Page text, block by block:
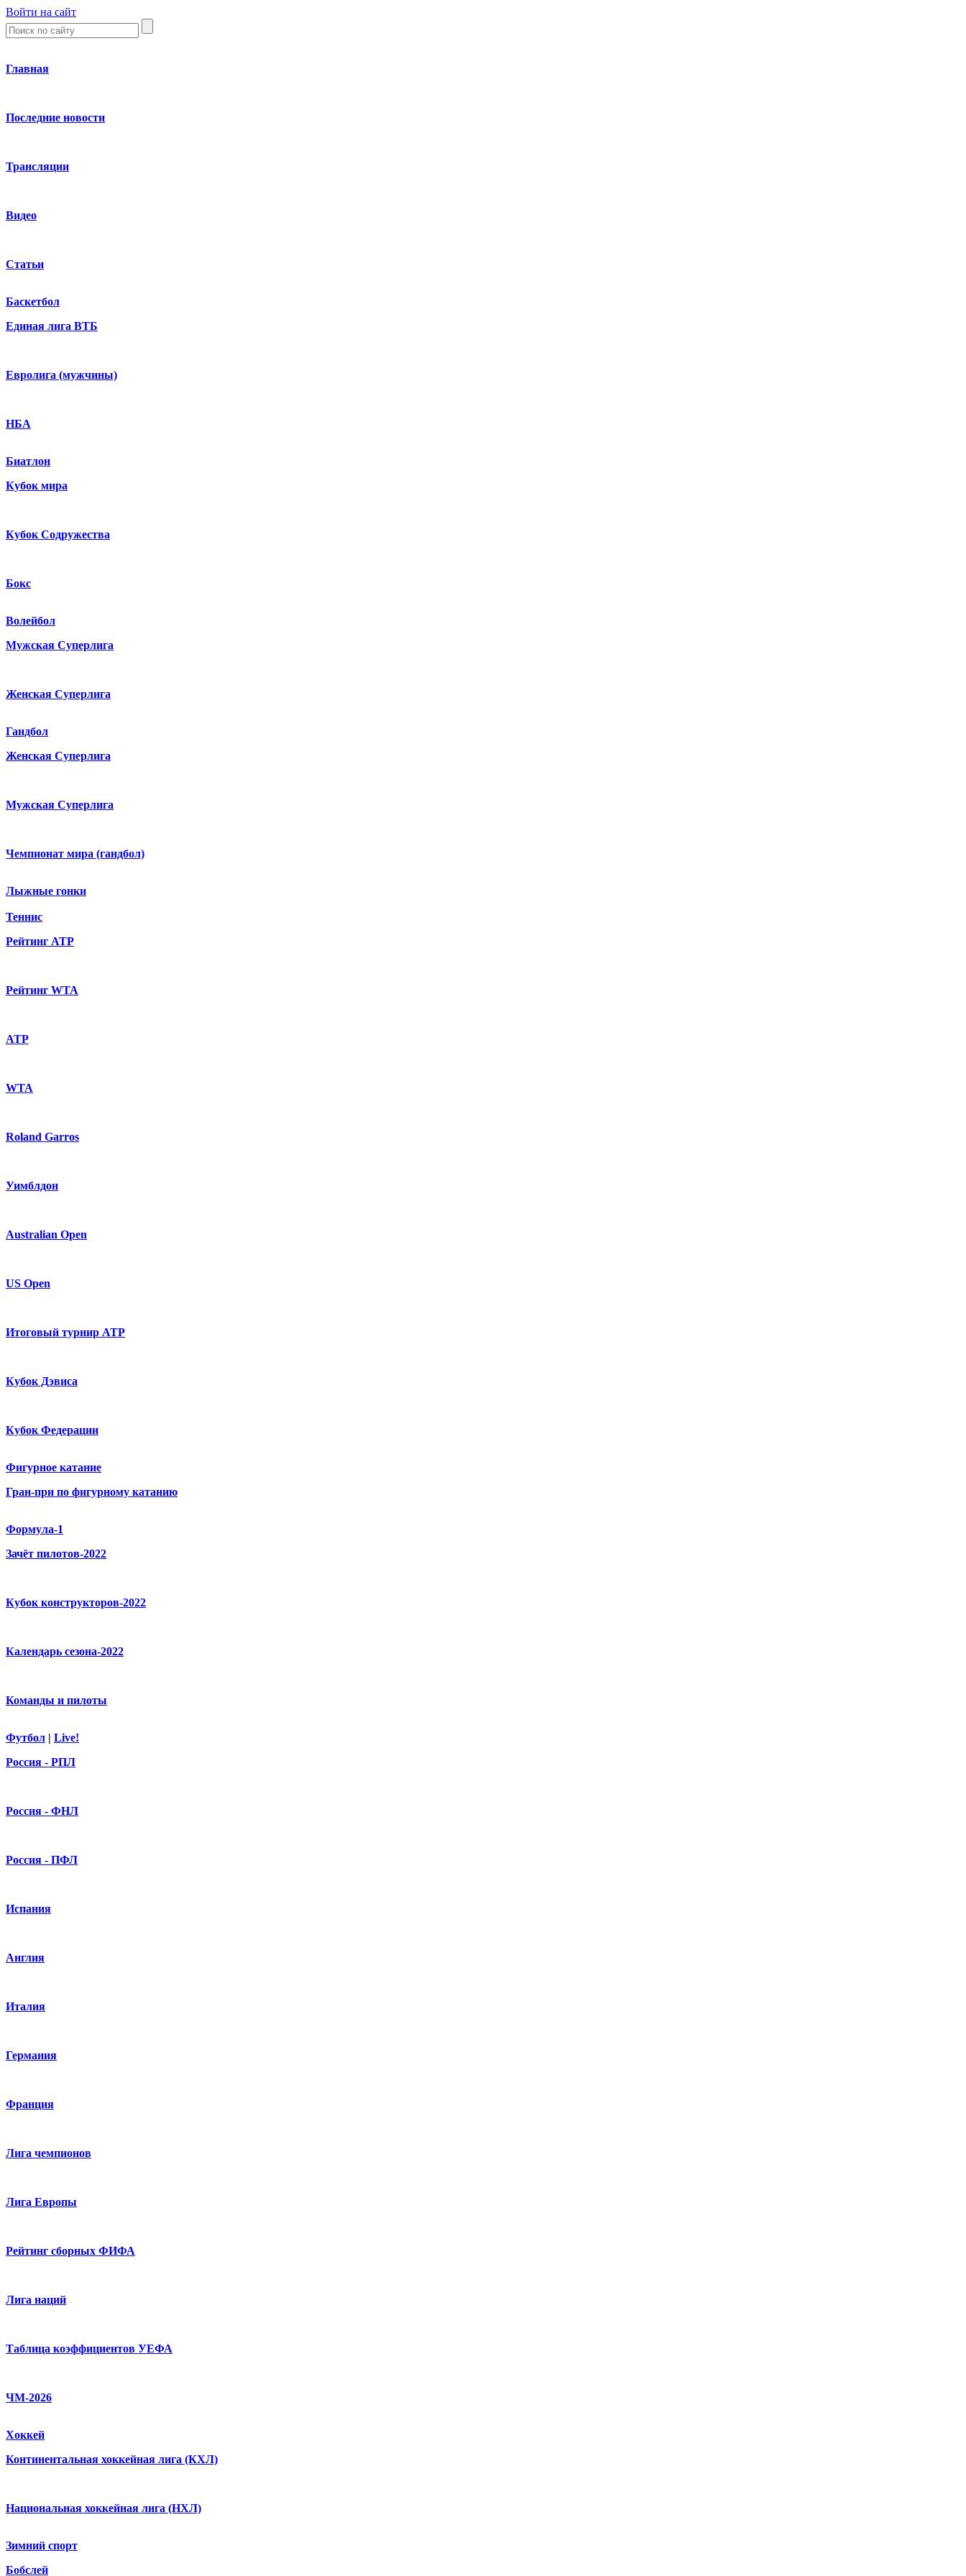
Войти на сайт
Главная
Последние новости
Трансляции
Видео
Статьи
Баскетбол
Единая лига ВТБ
Евролига (мужчины)
НБА
Биатлон
Кубок мира
Кубок Содружества
Бокс
Волейбол
Мужская Суперлига
Женская Суперлига
Гандбол
Женская Суперлига
Мужская Суперлига
Чемпионат мира (гандбол)
Лыжные гонки
Теннис
Рейтинг ATP
Рейтинг WTA
ATP
WTA
Roland Garros
Уимблдон
Australian Open
US Open
Итоговый турнир ATP
Кубок Дэвиса
Кубок Федерации
Фигурное катание
Гран-при по фигурному катанию
Формула-1
Зачёт пилотов-2022
Кубок конструкторов-2022
Календарь сезона-2022
Команды и пилоты
Футбол | Live!
Россия - РПЛ
Россия - ФНЛ
Россия - ПФЛ
Испания
Англия
Италия
Германия
Франция
Лига чемпионов
Лига Европы
Рейтинг сборных ФИФА
Лига наций
Таблица коэффициентов УЕФА
ЧМ-2026
Хоккей
Континентальная хоккейная лига (КХЛ)
Национальная хоккейная лига (НХЛ)
Зимний спорт
Бобслей